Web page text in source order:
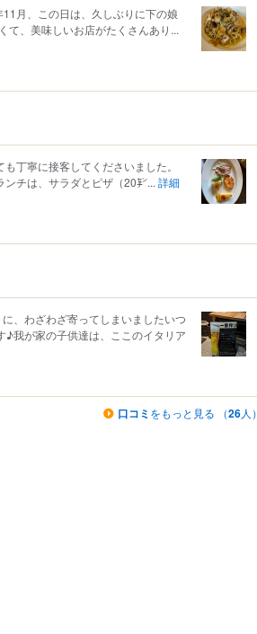
月、この日は、久しぶりに下の娘
て、美味しいお店がたくさんあり...
丁寧に接客してくださいました。
チは、サラダとピザ（20㌢... 詳細
、わざわざ寄ってしまいましたいつ
♪我が家の子供達は、ここのイタリア
口コミ をもっと見る （26人）